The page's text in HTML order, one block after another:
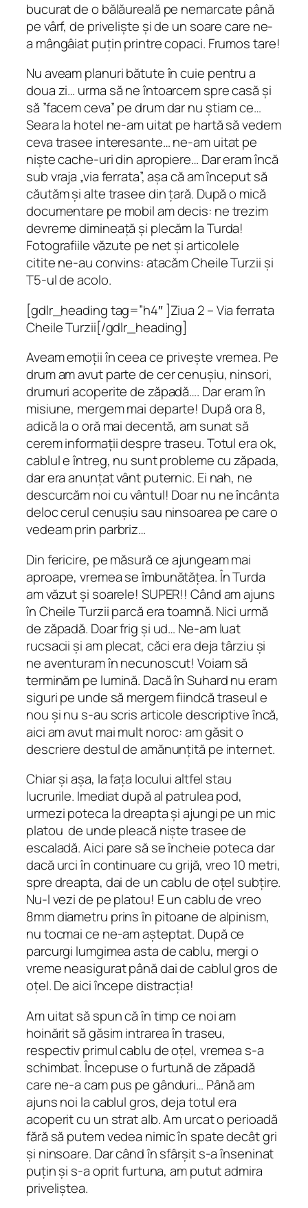
bucurat de o bălăureală pe nemarcate până
pe vârf, de priveliște și de un soare care ne-
a mângâiat puțin printre copaci. Frumos tare!
Nu aveam planuri bătute în cuie pentru a
doua zi… urma să ne întoarcem spre casă și
să ”facem ceva” pe drum dar nu știam ce…
Seara la hotel ne-am uitat pe hartă să vedem
ceva trasee interesante… ne-am uitat pe
niște cache-uri din apropiere… Dar eram încă
sub vraja „via ferrata”, așa că am început să
căutăm și alte trasee din țară. După o mică
documentare pe mobil am decis: ne trezim
devreme dimineață și plecăm la Turda!
Fotografiile văzute pe net și articolele
citite ne-au convins: atacăm Cheile Turzii și
T5-ul de acolo.
[gdlr_heading tag=”h4″ ]Ziua 2 – Via ferrata
Cheile Turzii[/gdlr_heading]
Aveam emoții în ceea ce privește vremea. Pe
drum am avut parte de cer cenușiu, ninsori,
drumuri acoperite de zăpadă…. Dar eram în
misiune, mergem mai departe! După ora 8,
adică la o oră mai decentă, am sunat să
cerem informații despre traseu. Totul era ok,
cablul e întreg, nu sunt probleme cu zăpada,
dar era anunțat vânt puternic. Ei nah, ne
descurcăm noi cu vântul! Doar nu ne încânta
deloc cerul cenușiu sau ninsoarea pe care o
vedeam prin parbriz…
Din fericire, pe măsură ce ajungeam mai
aproape, vremea se îmbunătățea. În Turda
am văzut și soarele! SUPER!! Când am ajuns
în Cheile Turzii parcă era toamnă. Nici urmă
de zăpadă. Doar frig și ud… Ne-am luat
rucsacii și am plecat, căci era deja târziu și
ne aventuram în necunoscut! Voiam să
terminăm pe lumină. Dacă în Suhard nu eram
siguri pe unde să mergem fiindcă traseul e
nou și nu s-au scris articole descriptive încă,
aici am avut mai mult noroc: am găsit o
descriere destul de amănunțită pe internet.
Chiar și așa, la fața locului altfel stau
lucrurile. Imediat după al patrulea pod,
urmezi poteca la dreapta și ajungi pe un mic
platou de unde pleacă niște trasee de
escaladă. Aici pare să se încheie poteca dar
dacă urci în continuare cu grijă, vreo 10 metri,
spre dreapta, dai de un cablu de oțel subțire.
Nu-l vezi de pe platou! E un cablu de vreo
8mm diametru prins în pitoane de alpinism,
nu tocmai ce ne-am așteptat. După ce
parcurgi lumgimea asta de cablu, mergi o
vreme neasigurat până dai de cablul gros de
oțel. De aici începe distracția!
Am uitat să spun că în timp ce noi am
hoinărit să găsim intrarea în traseu,
respectiv primul cablu de oțel, vremea s-a
schimbat. Începuse o furtună de zăpadă
care ne-a cam pus pe gânduri… Până am
ajuns noi la cablul gros, deja totul era
acoperit cu un strat alb. Am urcat o perioadă
fără să putem vedea nimic în spate decât gri
și ninsoare. Dar când în sfârșit s-a înseninat
puțin și s-a oprit furtuna, am putut admira
priveliștea.